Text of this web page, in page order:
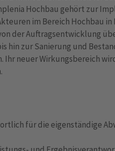
Hochbau gehört zur
im Bereich Hochbau
der Auftragsentwicklung
hin zur Sanierung und
Ihr neuer Wirkungsbereich
für die eigenständige